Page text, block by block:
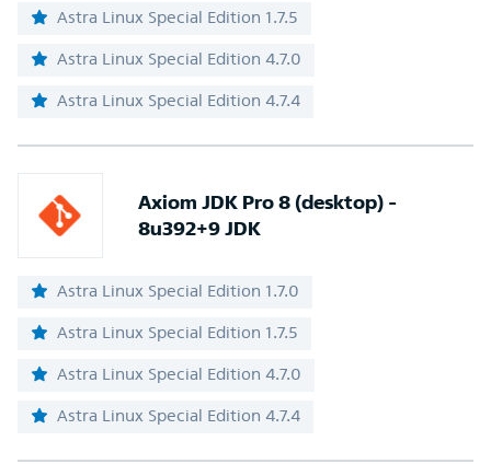
Astra Linux Special Edition 1.7.5
Astra Linux Special Edition 4.7.0
Astra Linux Special Edition 4.7.4
Axiom JDK Pro 8 (desktop) -
8u392+9 JDK
Astra Linux Special Edition 1.7.0
Astra Linux Special Edition 1.7.5
Astra Linux Special Edition 4.7.0
Astra Linux Special Edition 4.7.4